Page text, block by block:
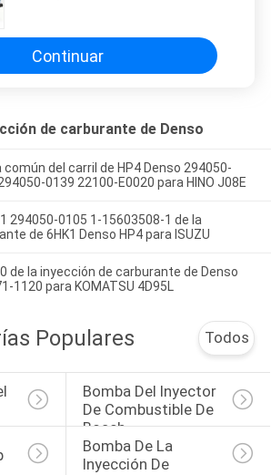
Continuar
de carburante de Denso
del carril de HP4 Denso 294050-
0139 22100-E0020 para HINO J08E
294050-0105 1-15603508-1 de la
de 6HK1 Denso HP4 para ISUZU
de la inyección de carburante de Denso
1120 para KOMATSU 4D95L
Populares Todos
Bomba Del Inyector
De Combustible De
Bosch
Bomba De La
Inyección De